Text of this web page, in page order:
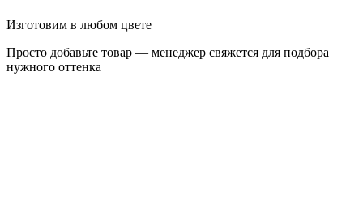
Изготовим в любом цвете
Просто добавьте товар — менеджер свяжется для подбора
нужного оттенка